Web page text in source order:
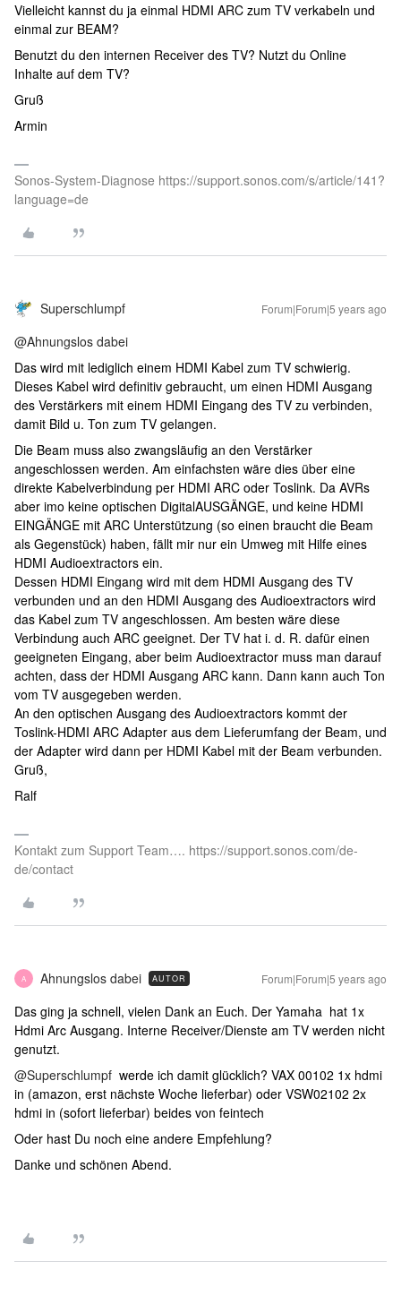
Vielleicht kannst du ja einmal HDMI ARC zum TV verkabeln und
einmal zur BEAM?
Benutzt du den internen Receiver des TV? Nutzt du Online
Inhalte auf dem TV?
Gruß
Armin
Sonos-System-Diagnose https://support.sonos.com/s/article/141?
language=de
Superschlumpf Forum|Forum|5 years ago
@Ahnungslos dabei
Das wird mit lediglich einem HDMI Kabel zum TV schwierig.
Dieses Kabel wird definitiv gebraucht, um einen HDMI Ausgang
des Verstärkers mit einem HDMI Eingang des TV zu verbinden,
damit Bild u. Ton zum TV gelangen.
Die Beam muss also zwangsläufig an den Verstärker
angeschlossen werden. Am einfachsten wäre dies über eine
direkte Kabelverbindung per HDMI ARC oder Toslink. Da AVRs
aber imo keine optischen DigitalAUSGÄNGE, und keine HDMI
EINGÄNGE mit ARC Unterstützung (so einen braucht die Beam
als Gegenstück) haben, fällt mir nur ein Umweg mit Hilfe eines
HDMI Audioextractors ein.
Dessen HDMI Eingang wird mit dem HDMI Ausgang des TV
verbunden und an den HDMI Ausgang des Audioextractors wird
das Kabel zum TV angeschlossen. Am besten wäre diese
Verbindung auch ARC geeignet. Der TV hat i. d. R. dafür einen
geeigneten Eingang, aber beim Audioextractor muss man darauf
achten, dass der HDMI Ausgang ARC kann. Dann kann auch Ton
vom TV ausgegeben werden.
An den optischen Ausgang des Audioextractors kommt der
Toslink-HDMI ARC Adapter aus dem Lieferumfang der Beam, und
der Adapter wird dann per HDMI Kabel mit der Beam verbunden.
Gruß,
Ralf
Kontakt zum Support Team…. https://support.sonos.com/de-
de/contact
A Ahnungslos dabei AUTOR Forum|Forum|5 years ago
Das ging ja schnell, vielen Dank an Euch. Der Yamaha hat 1x
Hdmi Arc Ausgang. Interne Receiver/Dienste am TV werden nicht
genutzt.
@Superschlumpf werde ich damit glücklich? VAX 00102 1x hdmi
in (amazon, erst nächste Woche lieferbar) oder VSW02102 2x
hdmi in (sofort lieferbar) beides von feintech
Oder hast Du noch eine andere Empfehlung?
Danke und schönen Abend.